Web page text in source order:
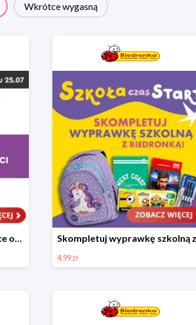
Wkrótce wygasną
Książki dla dzieci w Biedronce od 16,99 zł
4.99 zł